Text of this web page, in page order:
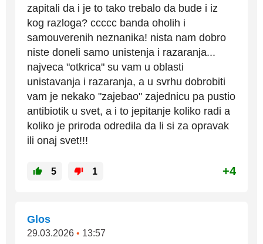
zapitali da i je to tako trebalo da bude i iz
kog razloga? ccccc banda oholih i
samouverenih neznanika! nista nam dobro
niste doneli samo unistenja i razaranja...
najveca "otkrica" su vam u oblasti
unistavanja i razaranja, a u svrhu dobrobiti
vam je nekako "zajebao" zajednicu pa pustio
antibiotik u svet, a i to jepitanje koliko radi a
koliko je priroda odredila da li si za opravak
ili onaj svet!!!
5 1 +4
Glos
29.03.2026 • 13:57